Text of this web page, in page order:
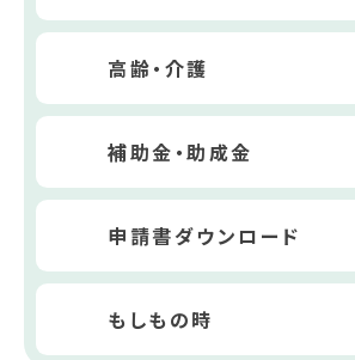
高齢・介護
補助金・助成金
申請書ダウンロード
もしもの時